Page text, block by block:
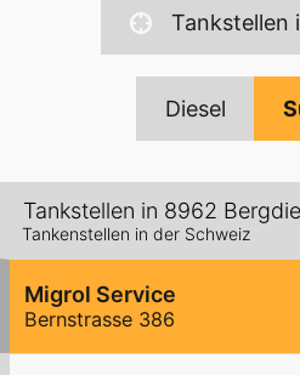
Tankstellen
Diesel
Tankstellen in 8962
Tankenstellen in der Schweiz
Migrol Service
Bernstrasse 386